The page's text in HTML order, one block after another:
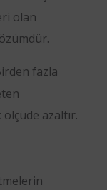
olan
fazla
azaltır.